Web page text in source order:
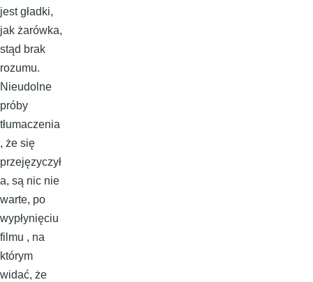
jest gładki,
jak żarówka,
stąd brak
rozumu.
Nieudolne
próby
tłumaczenia
, że się
przejęzyczył
a, są nic nie
warte, po
wypłynięciu
filmu , na
którym
widać, że